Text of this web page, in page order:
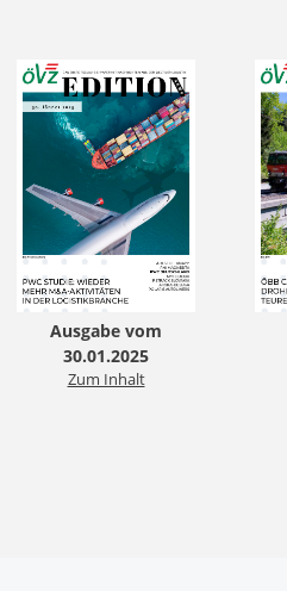
Ausgabe vom
30.01.2025
Zum Inhalt